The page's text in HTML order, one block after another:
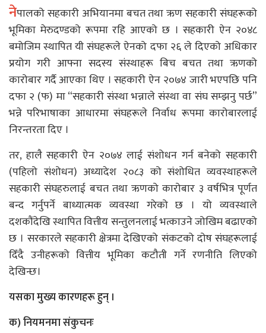
नेपालको सहकारी अभियानमा बचत तथा ऋण सहकारी संघहरूको
भूमिका मेरुदण्डको रूपमा रहि आएको छ । सहकारी ऐन २०४८
बमोजिम स्थापित यी संघहरूले ऐनको दफा २६ ले दिएको अधिकार
प्रयोग गरी आफ्ना सदस्य संस्थाहरू बिच बचत तथा ऋणको
कारोबार गर्दै आएका थिए । सहकारी ऐन २०७४ जारी भएपछि पनि
दफा २ (फ) मा “सहकारी संस्था भन्नाले संस्था वा संघ सम्झनु पर्छ”
भन्ने परिभाषाका आधारमा संघहरूले निर्वाध रूपमा कारोबारलाई
निरन्तरता दिए ।
तर, हालै सहकारी ऐन २०७४ लाई संशोधन गर्न बनेको सहकारी
(पहिलो संशोधन) अध्यादेश २०८३ को संशोधित व्यवस्थाहरूले
सहकारी संघहरुलाई बचत तथा ऋणको कारोबार ३ वर्षभित्र पूर्णत
बन्द गर्नुपर्ने बाध्यात्मक व्यवस्था गरेको छ । यो व्यवस्थाले
दशकौंदेखि स्थापित वित्तीय सन्तुलनलाई भत्काउने जोखिम बढाएको
छ । सरकारले सहकारी क्षेत्रमा देखिएको संकटको दोष संघहरूलाई
दिँदै उनीहरूको वित्तीय भूमिका कटौती गर्ने रणनीति लिएको
देखिन्छ।
यसका मुख्य कारणहरू हुन् ।
क) नियमनमा संकुचनः